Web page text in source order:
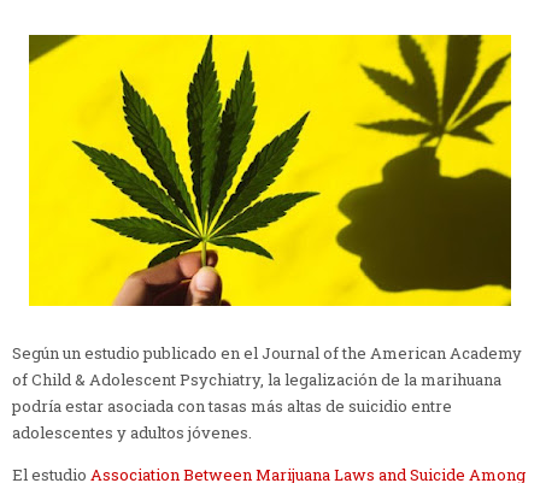
Según un estudio publicado en el Journal of the American Academy
of Child & Adolescent Psychiatry, la legalización de la marihuana
podría estar asociada con tasas más altas de suicidio entre
adolescentes y adultos jóvenes.
El estudio Association Between Marijuana Laws and Suicide Among